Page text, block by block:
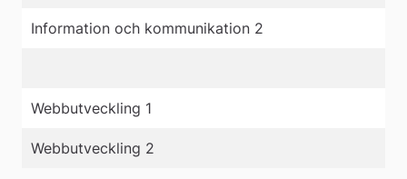
Information och kommunikation 2
Webbutveckling 1
Webbutveckling 2